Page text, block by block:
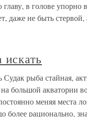
в голове упорно
даже не быть стервой,
искать
Судак рыба стайная,
большой акватории
меняя места
более рационально,